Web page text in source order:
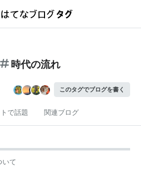
時代の流れ
このタグでブログを書く
で話題 関連ブログ
いて